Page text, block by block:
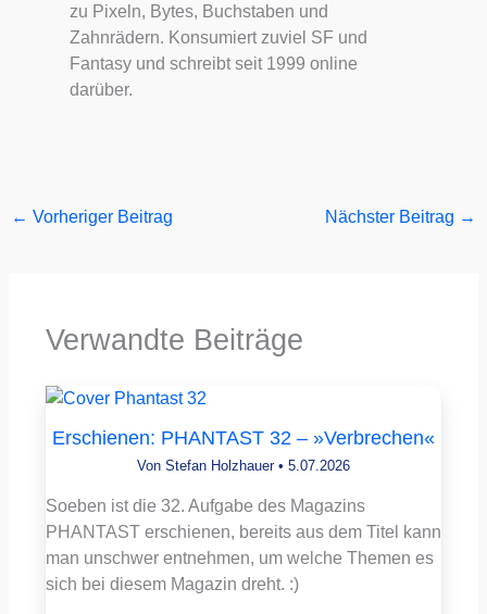
zu Pixeln, Bytes, Buchstaben und
Zahnrädern. Konsumiert zuviel SF und
Fantasy und schreibt seit 1999 online
darüber.
← Vorheriger Beitrag Nächster Beitrag →
Verwandte Beiträge
Erschienen: PHANTAST 32 – »Verbrechen«
Von Stefan Holzhauer • 5.07.2026
Soeben ist die 32. Aufgabe des Magazins
PHANTAST erschienen, bereits aus dem Titel kann
man unschwer entnehmen, um welche Themen es
sich bei diesem Magazin dreht. :)